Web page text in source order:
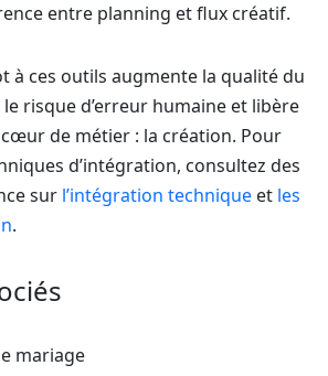
entre planning et flux créatif.
à ces outils augmente la qualité du
risque d’erreur humaine et libère
de métier : la création. Pour
d’intégration, consultez des
sur l’intégration technique et les
.
mariage